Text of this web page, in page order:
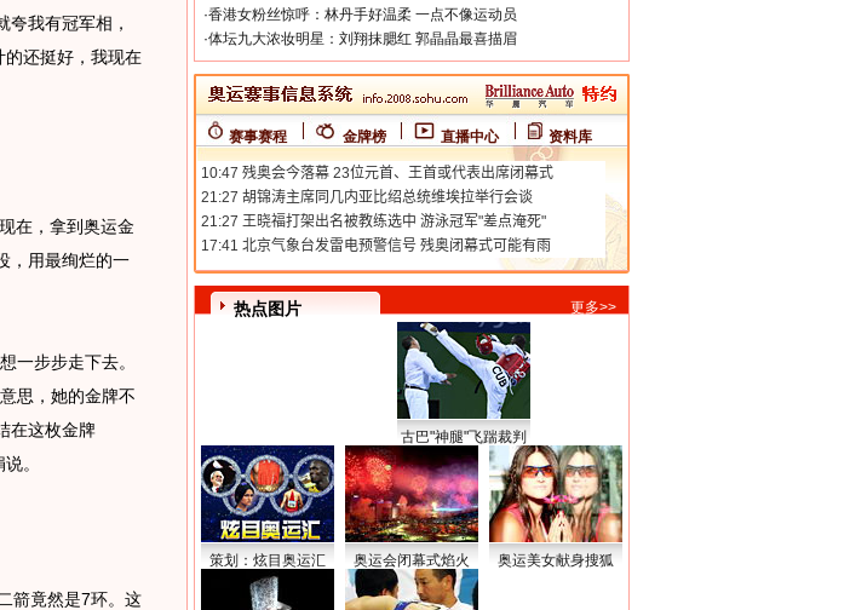
我有冠军相，
的还挺好，我现在
在，拿到奥运金
，用最绚烂的一
步步走下去。
思，她的金牌不
在这枚金牌
。
箭竟然是7环。这
·香港女粉丝惊呼：林丹手好温柔 一点不像运动员
·体坛九大浓妆明星：刘翔抹腮红 郭晶晶最喜描眉
赛事赛程 金牌榜 直播中心 资料库
热点图片 更多>>
古巴"神腿"飞踹裁判
策划：炫目奥运汇 奥运会闭幕式焰火 奥运美女献身搜狐